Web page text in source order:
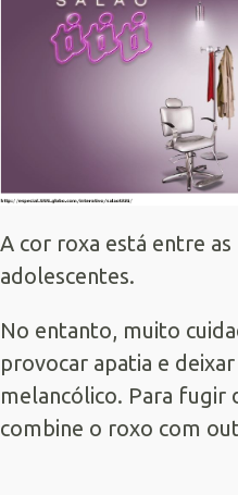
A cor roxa está entre
adolescentes.
No entanto, muito
provocar apatia e
melancólico. Para
combine o roxo com